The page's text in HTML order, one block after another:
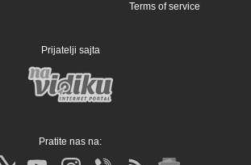
Terms of service
Prijatelji sajta
Pratite nas na: